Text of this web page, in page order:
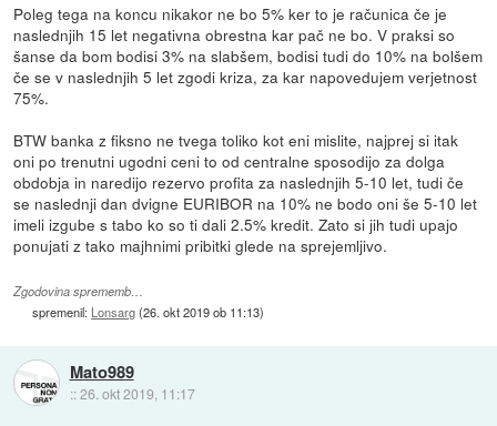
Poleg tega na koncu nikakor ne bo 5% ker to je računica če je
naslednjih 15 let negativna obrestna kar pač ne bo. V praksi so
šanse da bom bodisi 3% na slabšem, bodisi tudi do 10% na bolšem
če se v naslednjih 5 let zgodi kriza, za kar napovedujem verjetnost
75%.
BTW banka z fiksno ne tvega toliko kot eni mislite, najprej si itak
oni po trenutni ugodni ceni to od centralne sposodijo za dolga
obdobja in naredijo rezervo profita za naslednjih 5-10 let, tudi če
se naslednji dan dvigne EURIBOR na 10% ne bodo oni še 5-10 let
imeli izgube s tabo ko so ti dali 2.5% kredit. Zato si jih tudi upajo
ponujati z tako majhnimi pribitki glede na sprejemljivo.
Zgodovina sprememb…
spremenil: Lonsarg(26. okt 2019 ob 11:13)
Mato989
::26. okt 2019, 11:17